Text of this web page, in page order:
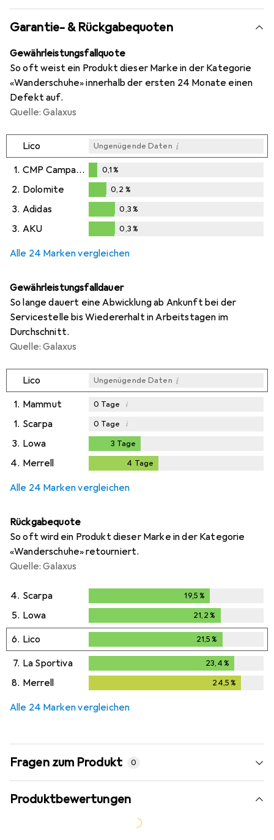
Garantie- & Rückgabequoten
Gewährleistungsfallquote
So oft weist ein Produkt dieser Marke in der Kategorie
«Wanderschuhe» innerhalb der ersten 24 Monate einen
Defekt auf.
Quelle: Galaxus
Lico Ungenügende Daten i
1. CMP Campagnolo
%
0,1%
2. Dolomite
0,2%
0,2 %
3. Adidas
0,3%
0,3%
3. AKU 0,3%
Alle 24 Marken vergleichen
Gewährleistungsfalldauer
So lange dauert eine Abwicklung ab Ankunft bei der
Servicestelle bis Wiedererhalt in Arbeitstagen im
Durchschnitt.
Quelle: Galaxus
Lico Ungenügende Daten i
1. Mammut 0 Tage i
1. Scarpa 0 Tage i
3. Lowa 3 Tage
4. Merrell 4 Tage
Alle 24 Marken vergleichen
Rückgabequote
So oft wird ein Produkt dieser Marke in der Kategorie
«Wanderschuhe» retourniert.
Quelle: Galaxus
4. Scarpa 19,5 %
5. Lowa 21,2 %
6. Lico 21,5 %
7. La Sportiva 23,4 %
23,4%
8. Merrell 24,5 %
Alle 24 Marken vergleichen
Fragen zum Produkt 0
Produktbewertungen